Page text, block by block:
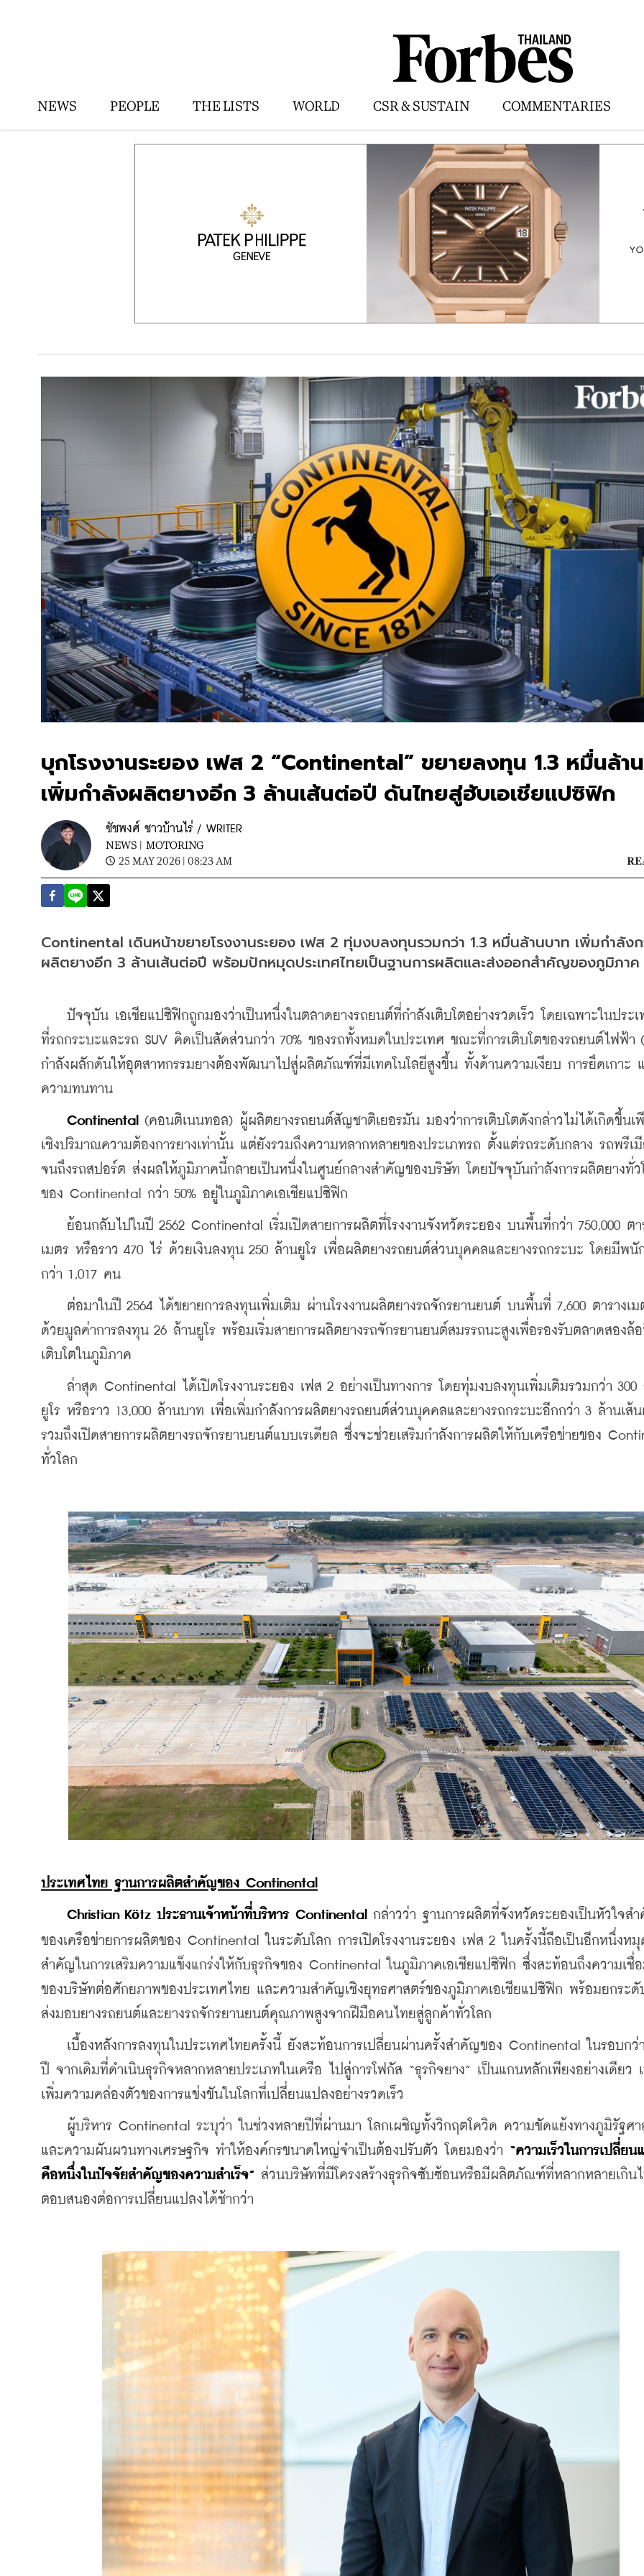
NEWS PEOPLE THE LISTS WORLD CSR & SUSTAIN COMMENTARIES
บุกโรงงานระยอง เฟส 2 “Continental” ขยายลงทุน 1.3 หมื่นล้าน
เพิ่มกำลังผลิตยางอีก 3 ล้านเส้นต่อปี ดันไทยสู่ฮับเอเชียแปซิฟิก
ชัชพงศ์ ชาวบ้านไร่ / WRITER
NEWS | MOTORING
25 MAY 2026 | 08:23 AM
Continental เดินหน้าขยายโรงงานระยอง เฟส 2 ทุ่มงบลงทุนรวมกว่า 1.3 หมื่นล้านบาท เพิ่มกำลัง
ผลิตยางอีก 3 ล้านเส้นต่อปี พร้อมปักหมุดประเทศไทยเป็นฐานการผลิตและส่งออกสำคัญของภูมิภาค
ปัจจุบัน เอเชียแปซิฟิกถูกมองว่าเป็นหนึ่งในตลาดยางรถยนต์ที่กำลังเติบโตอย่างรวดเร็ว โดยเฉพาะในประเ
ที่รถกระบะและรถ SUV คิดเป็นสัดส่วนกว่า 70% ของรถทั้งหมดในประเทศ ขณะที่การเติบโตของรถยนต์ไฟฟ้า
กำลังผลักดันให้อุตสาหกรรมยางต้องพัฒนาไปสู่ผลิตภัณฑ์ที่มีเทคโนโลยีสูงขึ้น ทั้งด้านความเงียบ การยึดเกาะ
ความทนทาน
Continental
(คอนติเนนทอล) ผู้ผลิตยางรถยนต์สัญชาติเยอรมัน มองว่าการเติบโตดังกล่าวไม่ได้เกิดขึ้นเ
เชิงปริมาณความต้องการยางเท่านั้น แต่ยังรวมถึงความหลากหลายของประเภทรถ ตั้งแต่รถระดับกลาง รถพรีเ
จนถึงรถสปอร์ต ส่งผลให้ภูมิภาคนี้กลายเป็นหนึ่งในศูนย์กลางสำคัญของบริษัท โดยปัจจุบันกำลังการผลิตยางทั่ว
ของ Continental กว่า 50% อยู่ในภูมิภาคเอเชียแปซิฟิก
ย้อนกลับไปในปี 2562 Continental เริ่มเปิดสายการผลิตที่โรงงานจังหวัดระยอง บนพื้นที่กว่า 750,000 ตา
เมตร หรือราว 470 ไร่ ด้วยเงินลงทุน 250 ล้านยูโร เพื่อผลิตยางรถยนต์ส่วนบุคคลและยางรถกระบะ โดยมีพนั
กว่า 1,017 คน
ต่อมาในปี 2564 ได้ขยายการลงทุนเพิ่มเติม ผ่านโรงงานผลิตยางรถจักรยานยนต์ บนพื้นที่ 7,600 ตารางเม
ด้วยมูลค่าการลงทุน 26 ล้านยูโร พร้อมเริ่มสายการผลิตยางรถจักรยานยนต์สมรรถนะสูงเพื่อรองรับตลาดสองล้
เติบโตในภูมิภาค
ล่าสุด Continental ได้เปิดโรงงานระยอง เฟส 2 อย่างเป็นทางการ โดยทุ่มงบลงทุนเพิ่มเติมรวมกว่า 300
ยูโร หรือราว 13,000 ล้านบาท เพื่อเพิ่มกำลังการผลิตยางรถยนต์ส่วนบุคคลและยางรถกระบะอีกกว่า 3 ล้านเส้
รวมถึงเปิดสายการผลิตยางรถจักรยานยนต์แบบเรเดียล ซึ่งจะช่วยเสริมกำลังการผลิตให้กับเครือข่ายของ
ทั่วโลก
ประเทศไทย ฐานการผลิตสำคัญของ Continental
Christian Kötz ประธานเจ้าหน้าที่บริหาร Continental
กล่าวว่า ฐานการผลิตที่จังหวัดระยองเป็นหัวใจส
ของเครือข่ายการผลิตของ Continental ในระดับโลก การเปิดโรงงานระยอง เฟส 2 ในครั้งนี้ถือเป็นอีกหนึ่งห
สำคัญในการเสริมความแข็งแกร่งให้กับธุรกิจของ Continental ในภูมิภาคเอเชียแปซิฟิก ซึ่งสะท้อนถึงความเชื่
ของบริษัทต่อศักยภาพของประเทศไทย และความสำคัญเชิงยุทธศาสตร์ของภูมิภาคเอเชียแปซิฟิก พร้อมยกระดั
ส่งมอบยางรถยนต์และยางรถจักรยานยนต์คุณภาพสูงจากฝีมือคนไทยสู่ลูกค้าทั่วโลก
เบื้องหลังการลงทุนในประเทศไทยครั้งนี้ ยังสะท้อนการเปลี่ยนผ่านครั้งสำคัญของ Continental ในรอบกว่
ปี จากเดิมที่ดำเนินธุรกิจหลากหลายประเภทในเครือ ไปสู่การโฟกัส “ธุรกิจยาง” เป็นแกนหลักเพียงอย่างเดียว
เพิ่มความคล่องตัวของการแข่งขันในโลกที่เปลี่ยนแปลงอย่างรวดเร็ว
ผู้บริหาร Continental ระบุว่า ในช่วงหลายปีที่ผ่านมา โลกเผชิญทั้งวิกฤตโควิด ความขัดแย้งทางภูมิรัฐศา
และความผันผวนทางเศรษฐกิจ ทำให้องค์กรขนาดใหญ่จำเป็นต้องปรับตัว โดยมองว่า “ความเร็วในการเปลี่ยน
คือหนึ่งในปัจจัยสำคัญของความสำเร็จ” ส่วนบริษัทที่มีโครงสร้างธุรกิจซับซ้อนหรือมีผลิตภัณฑ์ที่หลากหลายเกิน
ตอบสนองต่อการเปลี่ยนแปลงได้ช้ากว่า